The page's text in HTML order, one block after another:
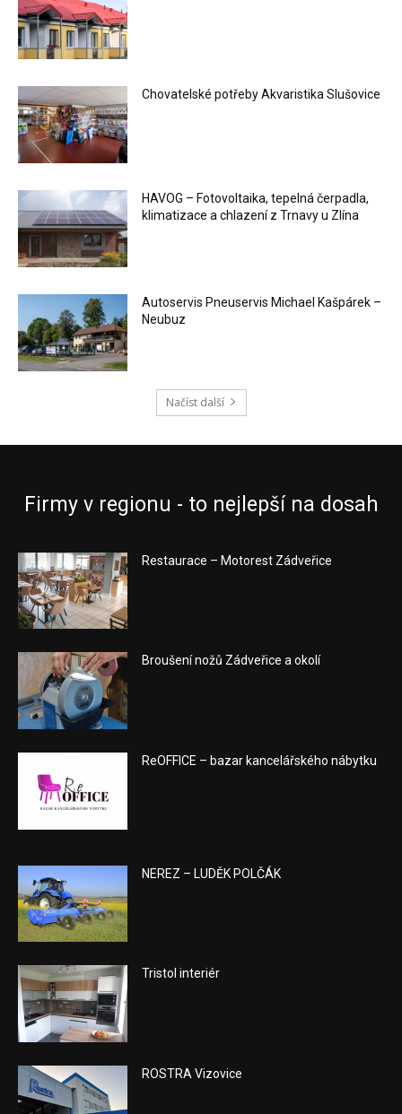
Chovatelské potřeby Akvaristika Slušovice
HAVOG – Fotovoltaika, tepelná čerpadla,
klimatizace a chlazení z Trnavy u Zlína
Autoservis Pneuservis Michael Kašpárek –
Neubuz
Načíst další
Firmy v regionu - to nejlepší na dosah
Restaurace – Motorest Zádveřice
Broušení nožů Zádveřice a okolí
ReOFFICE – bazar kancelářského nábytku
NEREZ – LUDĚK POLČÁK
Tristol interiér
ROSTRA Vizovice